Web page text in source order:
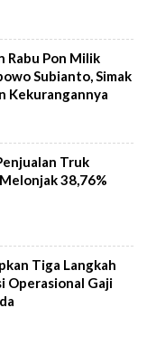
Rabu Pon Milik
Subianto, Simak
Kekurangannya
Truk
38,76%
Tiga Langkah
Operasional Gaji